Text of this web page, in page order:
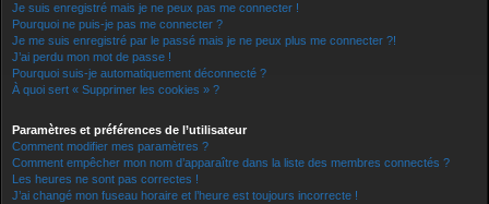
c
Je suis enregistré mais je ne peux pas me connecter !
Pourquoi ne puis-je pas me connecter ?
Je me suis enregistré par le passé mais je ne peux plus me connecter ?!
J’ai perdu mon mot de passe !
Pourquoi suis-je automatiquement déconnecté ?
À quoi sert « Supprimer les cookies » ?
Paramètres et préférences de l’utilisateur
Comment modifier mes paramètres ?
Comment empêcher mon nom d’apparaître dans la liste des membres connectés ?
Les heures ne sont pas correctes !
J’ai changé mon fuseau horaire et l’heure est toujours incorrecte !